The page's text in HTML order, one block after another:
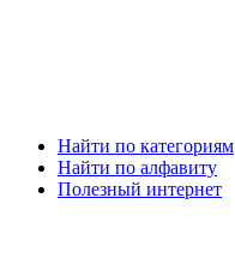
Найти по категориям
Найти по алфавиту
Полезный интернет